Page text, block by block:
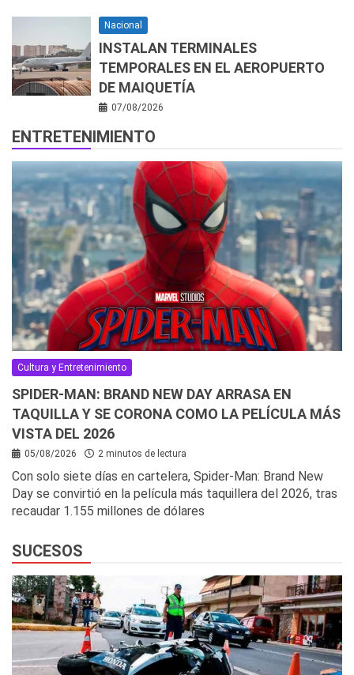
Nacional
INSTALAN TERMINALES
TEMPORALES EN EL AEROPUERTO
DE MAIQUETÍA
07/08/2026
ENTRETENIMIENTO
Cultura y Entretenimiento
SPIDER-MAN: BRAND NEW DAY ARRASA EN
TAQUILLA Y SE CORONA COMO LA PELÍCULA MÁS
VISTA DEL 2026
05/08/2026 2 minutos de lectura
Con solo siete días en cartelera, Spider-Man: Brand New
Day se convirtió en la película más taquillera del 2026, tras
recaudar 1.155 millones de dólares
SUCESOS